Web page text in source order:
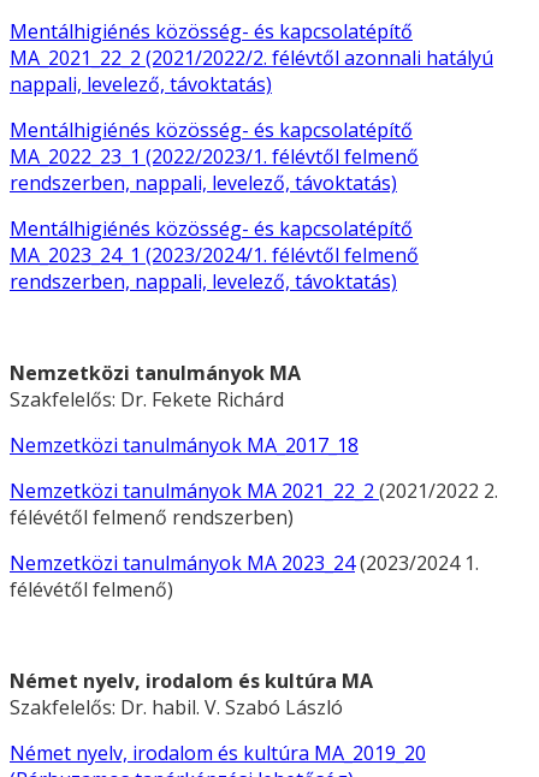
Mentálhigiénés közösség- és kapcsolatépítő
MA_2021_22_2 (2021/2022/2. félévtől azonnali hatályú
nappali, levelező, távoktatás)
Mentálhigiénés közösség- és kapcsolatépítő
MA_2022_23_1 (2022/2023/1. félévtől felmenő
rendszerben, nappali, levelező, távoktatás)
Mentálhigiénés közösség- és kapcsolatépítő
MA_2023_24_1 (2023/2024/1. félévtől felmenő
rendszerben, nappali, levelező, távoktatás)
Nemzetközi tanulmányok MA
Szakfelelős: Dr. Fekete Richárd
Nemzetközi tanulmányok MA_2017_18
Nemzetközi tanulmányok MA 2021_22_2 (2021/2022 2.
félévétől felmenő rendszerben)
Nemzetközi tanulmányok MA 2023_24(2023/2024 1.
félévétől felmenő)
Német nyelv, irodalom és kultúra MA
Szakfelelős: Dr. habil. V. Szabó László
Német nyelv, irodalom és kultúra MA_2019_20